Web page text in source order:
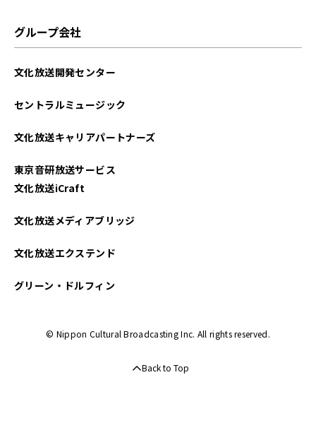
グループ会社
文化放送開発センター
セントラルミュージック
文化放送キャリアパートナーズ
東京音研放送サービス
文化放送iCraft
文化放送メディアブリッジ
文化放送エクステンド
グリーン・ドルフィン
© Nippon Cultural Broadcasting Inc. All rights reserved.
Back to Top